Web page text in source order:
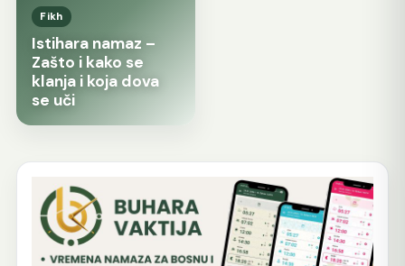
Fikh
Istihara namaz –
Zašto i kako se
klanja i koja dova
se uči